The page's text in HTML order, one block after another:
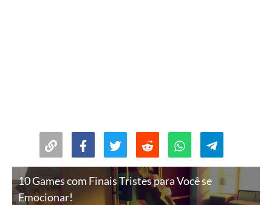
10 Games com Finais Tristes para Você se
Emocionar!